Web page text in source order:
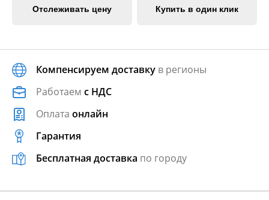
Отслеживать цену Купить в один клик
Компенсируем доставку в регионы
Работаем с НДС
Оплата онлайн
Гарантия
Бесплатная доставка по городу